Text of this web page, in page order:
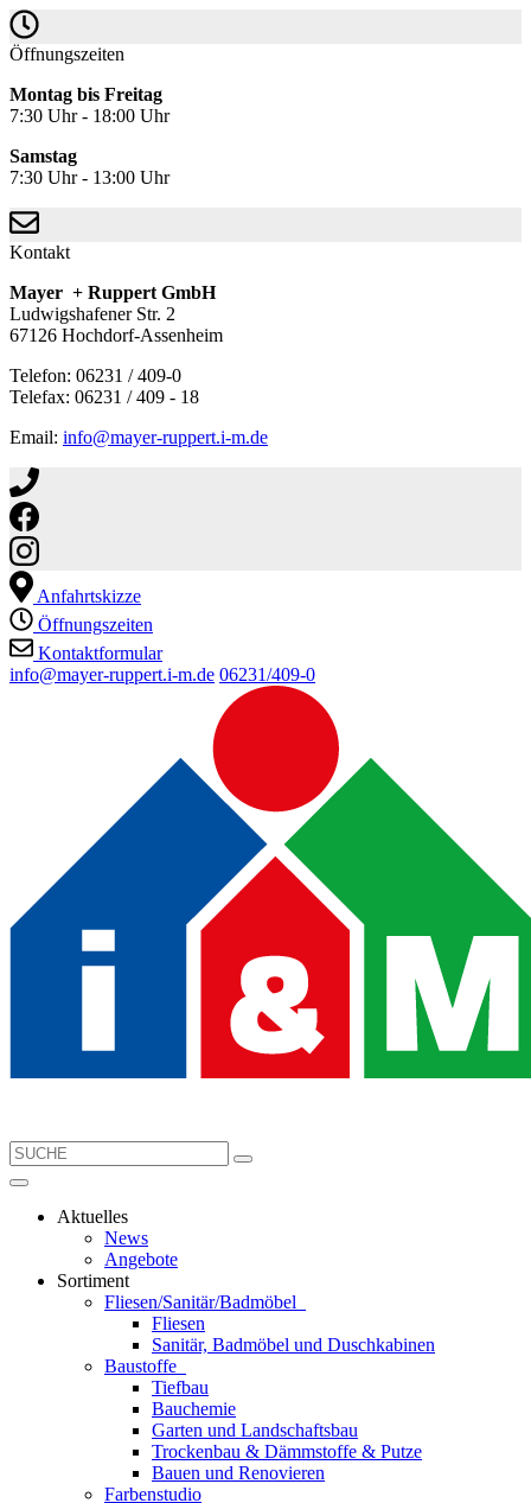
Öffnungszeiten
Montag bis Freitag
7:30 Uhr - 18:00 Uhr
Samstag
7:30 Uhr - 13:00 Uhr
Kontakt
Mayer + Ruppert GmbH
Ludwigshafener Str. 2
67126 Hochdorf-Assenheim
Telefon: 06231 / 409-0
Telefax: 06231 / 409 - 18
Email: info@mayer-ruppert.i-m.de
Anfahrtskizze
Öffnungszeiten
Kontaktformular
info@mayer-ruppert.i-m.de 06231/409-0
Aktuelles
News
Angebote
Sortiment
Fliesen/Sanitär/Badmöbel
Fliesen
Sanitär, Badmöbel und Duschkabinen
Baustoffe
Tiefbau
Bauchemie
Garten und Landschaftsbau
Trockenbau & Dämmstoffe & Putze
Bauen und Renovieren
Farbenstudio